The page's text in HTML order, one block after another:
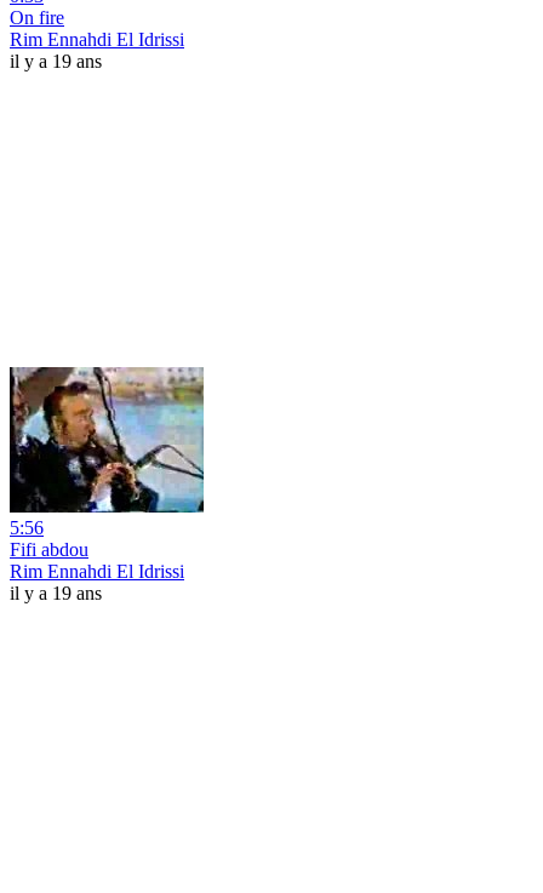
On fire
Rim Ennahdi El Idrissi
il y a 19 ans
5:56
Fifi abdou
Rim Ennahdi El Idrissi
il y a 19 ans